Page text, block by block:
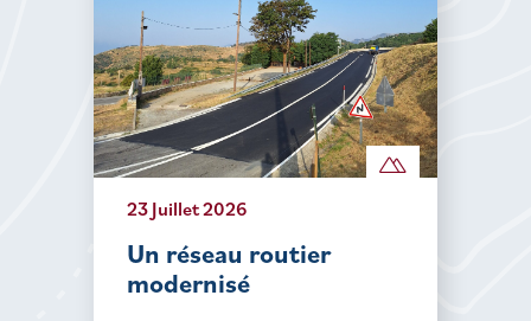
23 Juillet 2026
Un réseau routier
modernisé